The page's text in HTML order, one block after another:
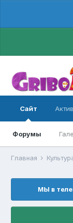
Сайт
Форумы
Главная
МЫ в